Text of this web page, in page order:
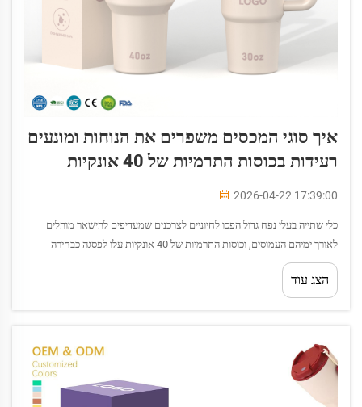
איך סוגי המכסים משפרים את הנוחות ומונעים
רעידות בכוסות התרמיות של 40 אונקיות
2026-04-22 17:39:00
כלי שתייה בעלי נפח גדול הפכו לחיוניים לצרכנים שמעדיפים להישאר מוהלים
לאורך ימיהם העמוסים, וכוסות התרמיות של 40 אונקיות עלו לפסגה כבחירה
פופולרית בזכות היכולת שלהן להכיל כמות נוזלים מספקת לתקופות ארוכות ללא
צורך במילוי חוזר תדיר...
הצג עוד